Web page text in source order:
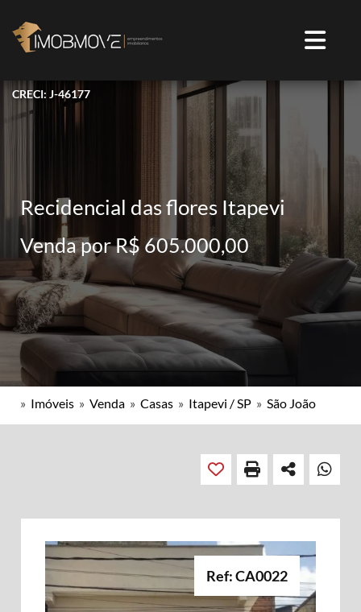
CRECI: J-46177
Recidencial das flores Itapevi
Venda por R$ 605.000,00
» Imóveis » Venda » Casas » Itapevi / SP » São João
Ref: CA0022